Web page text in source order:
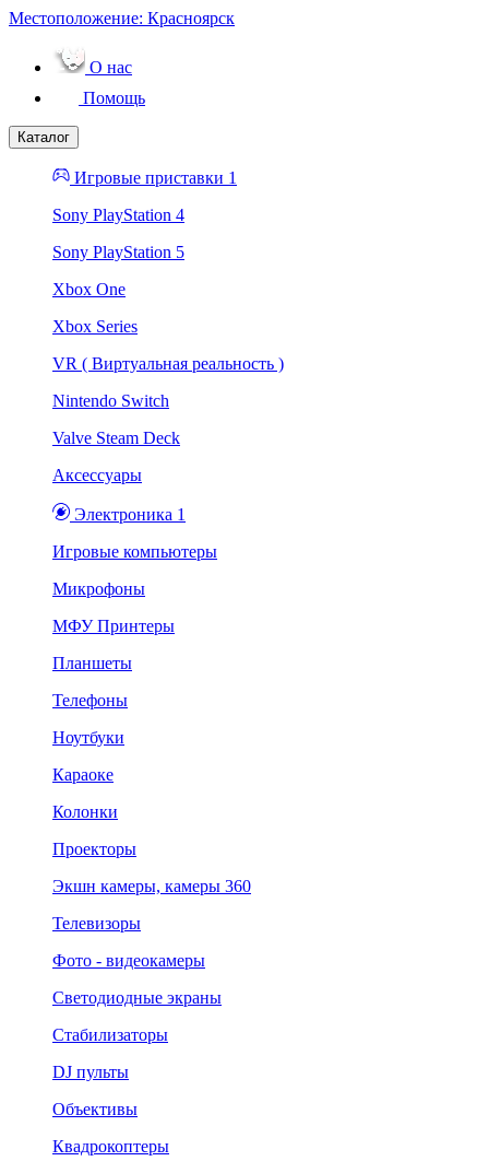
Местоположение: Красноярск
О нас
Помощь
Каталог
Игровые приставки 1
Sony PlayStation 4
Sony PlayStation 5
Xbox One
Xbox Series
VR ( Виртуальная реальность )
Nintendo Switch
Valve Steam Deck
Аксессуары
Электроника 1
Игровые компьютеры
Микрофоны
МФУ Принтеры
Планшеты
Телефоны
Ноутбуки
Караоке
Колонки
Проекторы
Экшн камеры, камеры 360
Телевизоры
Фото - видеокамеры
Светодиодные экраны
Стабилизаторы
DJ пульты
Объективы
Квадрокоптеры